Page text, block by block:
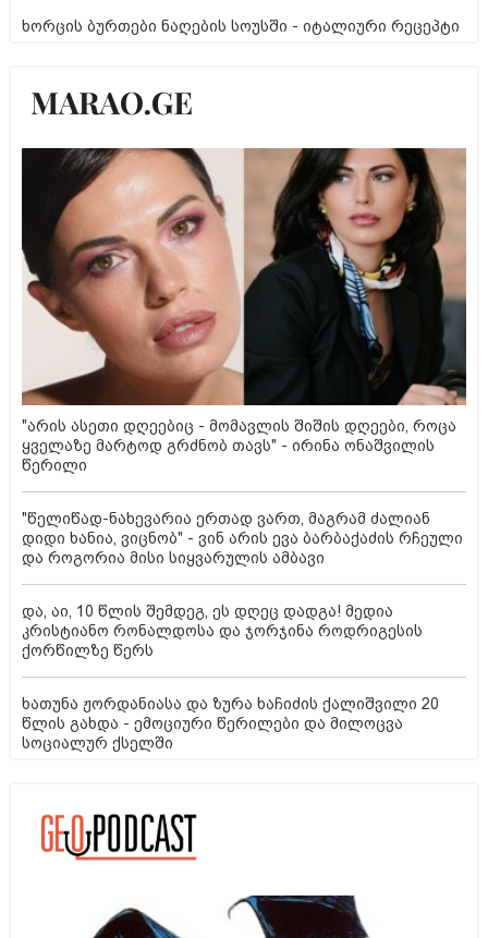
ხორცის ბურთები ნაღების სოუსში - იტალიური რეცეპტი
"არის ასეთი დღეებიც - მომავლის შიშის დღეები, როცა
ყველაზე მარტოდ გრძნობ თავს" - ირინა ონაშვილის
წერილი
"წელიწად-ნახევარია ერთად ვართ, მაგრამ ძალიან
დიდი ხანია, ვიცნობ" - ვინ არის ევა ბარბაქაძის რჩეული
და როგორია მისი სიყვარულის ამბავი
და, აი, 10 წლის შემდეგ, ეს დღეც დადგა! მედია
კრისტიანო რონალდოსა და ჯორჯინა როდრიგესის
ქორწილზე წერს
ხათუნა ჟორდანიასა და ზურა ხაჩიძის ქალიშვილი 20
წლის გახდა - ემოციური წერილები და მილოცვა
სოციალურ ქსელში